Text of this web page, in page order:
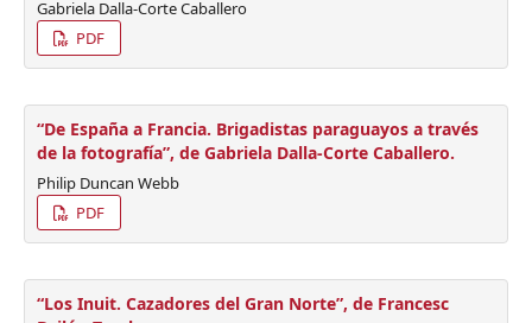
Gabriela Dalla-Corte Caballero
PDF
“De España a Francia. Brigadistas paraguayos a través
de la fotografía”, de Gabriela Dalla-Corte Caballero.
Philip Duncan Webb
PDF
“Los Inuit. Cazadores del Gran Norte”, de Francesc